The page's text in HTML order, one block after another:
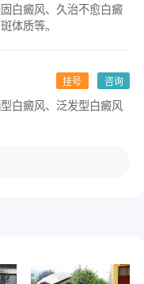
白癜风、久治不愈白癜
体质等。
咨询
挂号
白癜风、泛发型白癜风